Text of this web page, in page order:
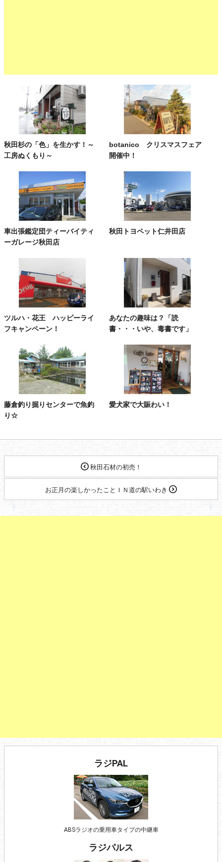
秋田杉の「色」を生かす！～
工房ぬくもり～
botanico クリスマスフェア
開催中！
車出張鑑定団ティーバイティ
ーガレージ秋田店
秋田トヨペット仁井田店
ツルハ・花王 ハッピーライ
フキャンペーン！
あなたの趣味は？「読
書・・・いや、毒書です」
藤倉釣り掘りセンターで魚釣
り☆
愛犬家で大賑わい！
秋田石材の初売！
お正月の楽しかったことＩＮ道の駅いわき
ラジPAL
ABSラジオの乗用車タイプの中継車
ラジパルス